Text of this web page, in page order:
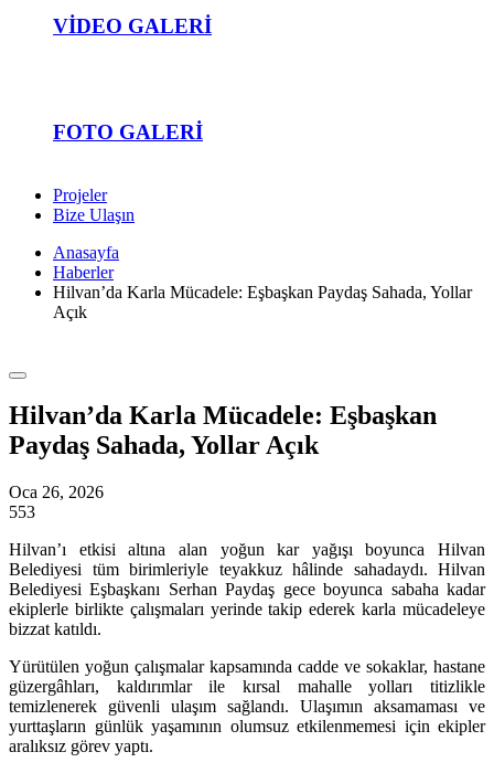
VIDEO GALERI
FOTO GALERI
Projeler
Bize Ulaşın
Anasayfa
Haberler
Hilvan’da Karla Mücadele: Eşbaşkan Paydaş Sahada, Yollar
Açık
Hilvan’da Karla Mücadele: Eşbaşkan
Paydaş Sahada, Yollar Açık
Oca 26, 2026
553
Hilvan’ı etkisi altına alan yoğun kar yağışı boyunca Hilvan
Belediyesi tüm birimleriyle teyakkuz hâlinde sahadaydı. Hilvan
Belediyesi Eşbaşkanı Serhan Paydaş gece boyunca sabaha kadar
ekiplerle birlikte çalışmaları yerinde takip ederek karla mücadeleye
bizzat katıldı.
Yürütülen yoğun çalışmalar kapsamında cadde ve sokaklar, hastane
güzergâhları, kaldırımlar ile kırsal mahalle yolları titizlikle
temizlenerek güvenli ulaşım sağlandı. Ulaşımın aksamaması ve
yurttaşların günlük yaşamının olumsuz etkilenmemesi için ekipler
aralıksız görev yaptı.